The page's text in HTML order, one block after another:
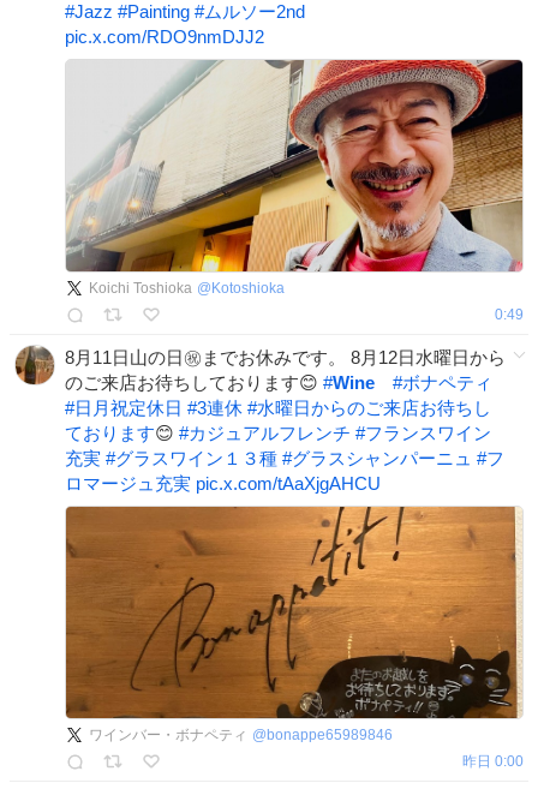
#Jazz #Painting #ムルソー2nd
pic.x.com/RDO9nmDJJ2
Koichi Toshioka @ Kotoshioka
0:49
8月11日山の日㊗️までお休みです。 8月12日水曜日から
のご来店お待ちしております😊 #Wine #ボナペティ
#日月祝定休日 #3連休 #水曜日からのご来店お待ちし
ております😊 #カジュアルフレンチ #フランスワイン
充実 #グラスワイン１３種 #グラスシャンパーニュ #フ
ロマージュ充実 pic.x.com/tAaXjgAHCU
ワインバー・ボナペティ @bonappe65989846
昨日 0:00